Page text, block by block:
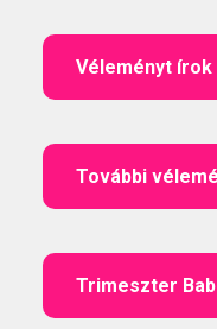
Véleményt írok
További
Trimeszter